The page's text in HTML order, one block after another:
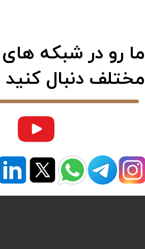
ما رو در شبکه
مختلف دنبال کنید